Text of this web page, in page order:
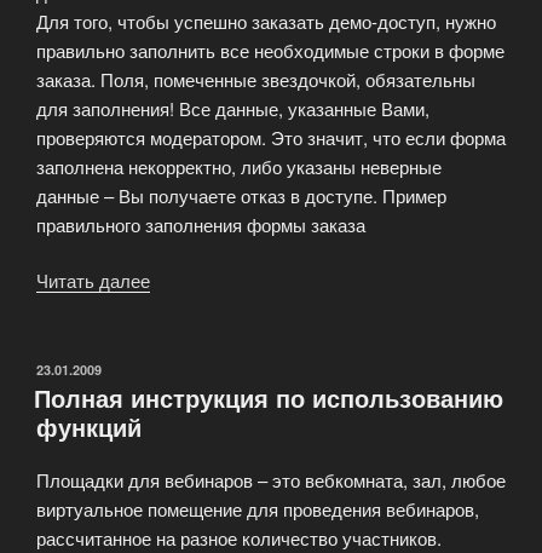
Для того, чтобы успешно заказать демо-доступ, нужно
правильно заполнить все необходимые строки в форме
заказа. Поля, помеченные звездочкой, обязательны
для заполнения! Все данные, указанные Вами,
проверяются модератором. Это значит, что если форма
заполнена некорректно, либо указаны неверные
данные – Вы получаете отказ в доступе. Пример
правильного заполнения формы заказа
Читать далее
ОПУБЛИКОВАНО
23.01.2009
Полная инструкция по использованию
функций
Площадки для вебинаров – это вебкомната, зал, любое
виртуальное помещение для проведения вебинаров,
рассчитанное на разное количество участников.